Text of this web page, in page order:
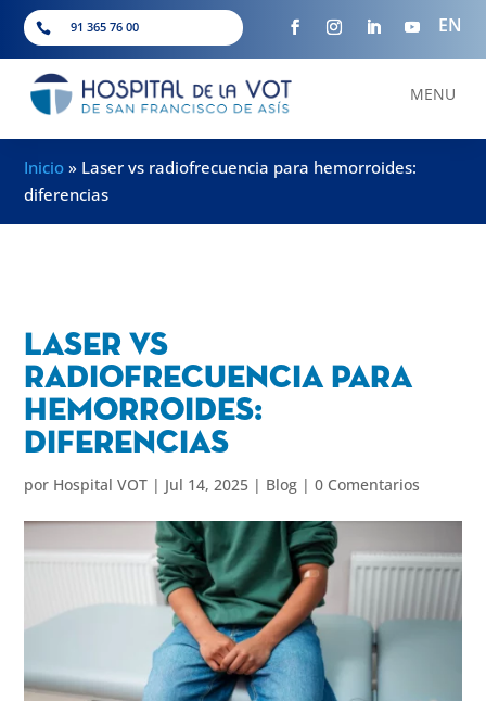
 91 365 76 00 EN
MENU
Inicio » Laser vs radiofrecuencia para hemorroides:
diferencias
Laser vs
radiofrecuencia para
hemorroides:
diferencias
por Hospital VOT | Jul 14, 2025 | Blog |0 Comentarios